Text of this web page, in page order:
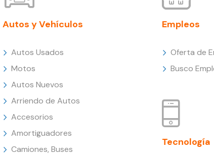
Autos y Vehículos
Autos Usados
Motos
Autos Nuevos
Arriendo de Autos
Accesorios
Amortiguadores
Camiones, Buses
Empleos
Oferta de
Busco
Tecnología